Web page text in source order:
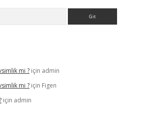
mi ? için admin
mi ? için Figen
için admin